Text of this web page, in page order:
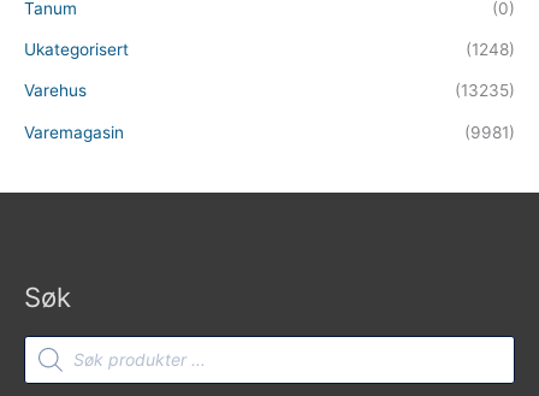
Tanum (0)
Ukategorisert (1248)
Varehus (13235)
Varemagasin (9981)
Søk
Products
search